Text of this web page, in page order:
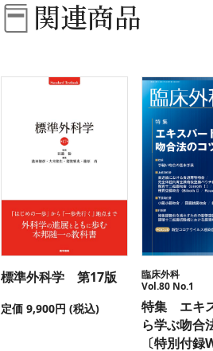
関連商品
標準外科学 第17版
定価 9,900円 (税込)
臨床外科
Vol.80 No.1
特集 エキ
ら学ぶ吻合
〔特別付